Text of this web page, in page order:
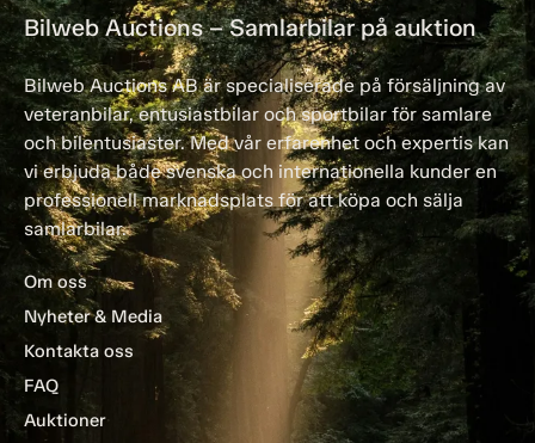
Bilweb Auctions – Samlarbilar på auktion
Bilweb Auctions AB är specialiserade på försäljning av
veteranbilar, entusiastbilar och sportbilar för samlare
och bilentusiaster. Med vår erfarenhet och expertis kan
vi erbjuda både svenska och internationella kunder en
professionell marknadsplats för att köpa och sälja
samlarbilar.
Om oss
Nyheter & Media
Kontakta oss
FAQ
Auktioner